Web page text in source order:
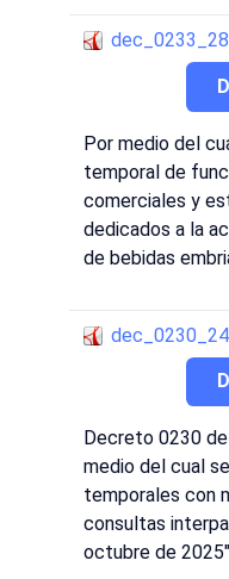
Por medio del
temporal de
comerciales y
dedicados a la
de bebidas
Decreto 0230
medio del cual
temporales con
consultas
octubre de